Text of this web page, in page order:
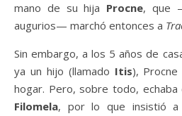
mano de su hija Procne, que
augurios— marchó entonces a
Sin embargo, a los 5 años de
ya un hijo (llamado Itis),
hogar. Pero, sobre todo,
Filomela, por lo que insistió